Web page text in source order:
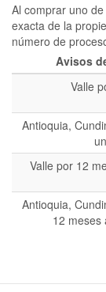
Al comprar uno
exacta de la
número de
Avisos
Valle
Antioquia,
Valle por 12
Antioquia,
12 meses